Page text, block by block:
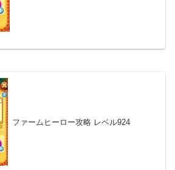
ファームヒーロー攻略 レベル924